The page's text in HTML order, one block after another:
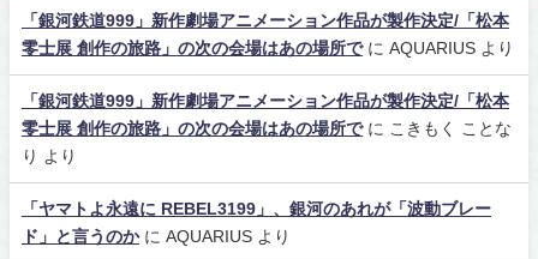
「銀河鉄道999」新作劇場アニメーション作品が製作決定/「松本
零士展 創作の旅路」の次の会場はあの場所でに AQUARIUS より
「銀河鉄道999」新作劇場アニメーション作品が製作決定/「松本
零士展 創作の旅路」の次の会場はあの場所でに
こきもく ことな
り
より
「ヤマトよ永遠に REBEL3199」、銀河のあれが「波動ブレー
ド」と言うのかに AQUARIUS より